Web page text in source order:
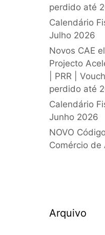
perdido até
Calendário
Julho 2026
Novos CAE
Projecto
| PRR |
perdido até
Calendário
Junho 2026
NOVO
Comércio de
Arquivo